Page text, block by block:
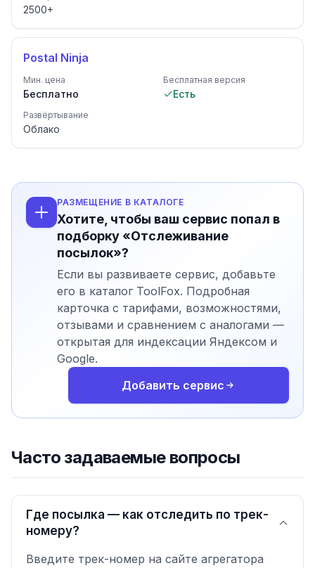
2500+
Postal Ninja
Мин. цена
Бесплатно
Бесплатная версия
Есть
Развёртывание
Облако
РАЗМЕЩЕНИЕ В КАТАЛОГЕ
Хотите, чтобы ваш сервис попал в
подборку «Отслеживание
посылок»?
Если вы развиваете сервис, добавьте
его в каталог ToolFox. Подробная
карточка с тарифами, возможностями,
отзывами и сравнением с аналогами —
открытая для индексации Яндексом и
Google.
Добавить сервис
Часто задаваемые вопросы
Где посылка — как отследить по трек-
номеру?
Введите трек-номер на сайте агрегатора